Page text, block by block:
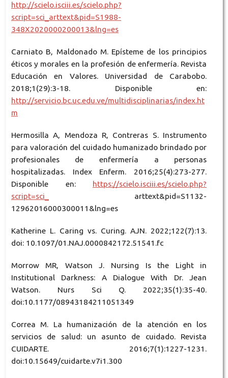
http://scielo.isciii.es/scielo.php?
script=sci_arttext&pid=S1988-
348X2020000200013&lng=es
Carniato B, Maldonado M. Epísteme de los principios
éticos y morales en la profesión de enfermería. Revista
Educación en Valores. Universidad de Carabobo.
2018;1(29):3-18. Disponible en:
http://servicio.bc.uc.edu.ve/multidisciplinarias/index.ht
m
Hermosilla A, Mendoza R, Contreras S. Instrumento
para valoración del cuidado humanizado brindado por
profesionales de enfermería a personas
hospitalizadas. Index Enferm. 2016;25(4):273-277.
Disponible en: https://scielo.isciii.es/scielo.php?
script=sci_
arttext&pid=S1132-
12962016000300011&lng=es
Katherine L. Caring vs. Curing. AJN. 2022;122(7):13.
doi: 10.1097/01.NAJ.0000842172.51541.fc
Morrow MR, Watson J. Nursing Is the Light in
Institutional Darkness: A Dialogue With Dr. Jean
Watson. Nurs Sci Q. 2022;35(1):35-40.
doi:10.1177/08943184211051349
Correa M. La humanización de la atención en los
servicios de salud: un asunto de cuidado. Revista
CUIDARTE. 2016;7(1):1227-1231.
doi:10.15649/cuidarte.v7i1.300